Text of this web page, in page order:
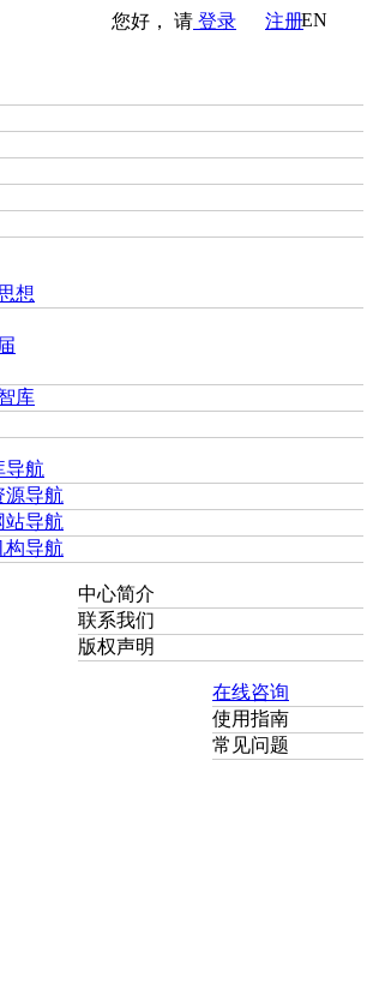
您好， 请 登录 注册EN
想
库
导航
源导航
站导航
构导航
中心简介
联系我们
版权声明
在线咨询
使用指南
常见问题